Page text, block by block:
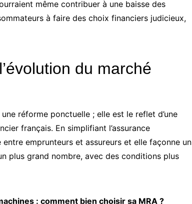
même contribuer à une baisse des
à faire des choix financiers judicieux,
du marché
réforme ponctuelle ; elle est le reflet d’une
français. En simplifiant l’assurance
emprunteurs et assureurs et elle façonne un
plus grand nombre, avec des conditions plus
: comment bien choisir sa MRA ?